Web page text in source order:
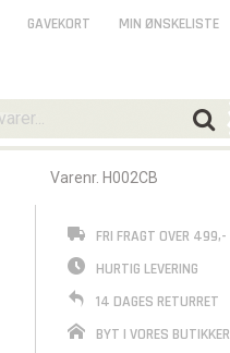
Varenr. H002CB
FRI FRAGT OVER 499,-
HURTIG LEVERING
14 DAGES RETURRET
BYT I VORES BUTIKKER
GAVEKORT MIN ØNSKELISTE